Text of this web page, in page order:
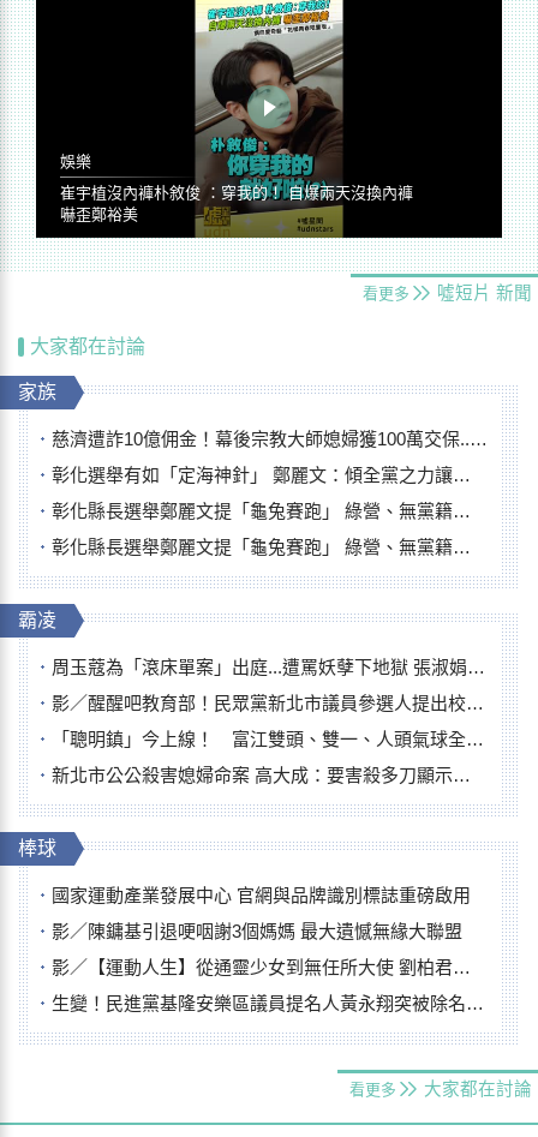
娛樂
崔宇植沒內褲朴敘俊 ：穿我的！ 自爆兩天沒換內褲
嚇歪鄭裕美
看更多 噓短片 新聞
大家都在討論
家族
慈濟遭詐10億佣金！幕後宗教大師媳婦獲100萬交保...快步奔離不發一語
彰化選舉有如「定海神針」 鄭麗文：傾全黨之力讓彰化贏
彰化縣長選舉鄭麗文提「龜兔賽跑」 綠營、無黨籍忙否認是烏龜
彰化縣長選舉鄭麗文提「龜兔賽跑」 綠營、無黨籍忙否認是烏龜
霸凌
周玉蔻為「滾床單案」出庭...遭罵妖孽下地獄 張淑娟批：舌頭殺人有罪
影／醒醒吧教育部！民眾黨新北市議員參選人提出校園反毒防線升級政見
「聰明鎮」今上線！ 富江雙頭、雙一、人頭氣球全登場
新北市公公殺害媳婦命案 高大成：要害殺多刀顯示怨恨深
棒球
國家運動產業發展中心 官網與品牌識別標誌重磅啟用
影／陳鏞基引退哽咽謝3個媽媽 最大遺憾無緣大聯盟
影／【運動人生】從通靈少女到無任所大使 劉柏君女裁判人生國際發光
生變！民進黨基隆安樂區議員提名人黃永翔突被除名 將另提他人
看更多 大家都在討論